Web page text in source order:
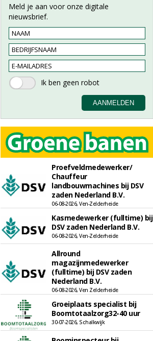
Meld je aan voor onze digitale
nieuwsbrief.
Proefveldmedewerker/
Chauffeur
landbouwmachines bij DSV
zaden Nederland B.V.
06-08-2026, Ven-Zelderheide
Kasmedewerker (fulltime) bij
DSV zaden Nederland B.V.
06-08-2026, Ven-Zelderheide
Allround
magazijnmedewerker
(fulltime) bij DSV zaden
Nederland B.V.
06-08-2026, Ven Zelderheide
Groeiplaats specialist bij
Boomtotaalzorg32-40 uur
30-07-2026, Schalkwijk